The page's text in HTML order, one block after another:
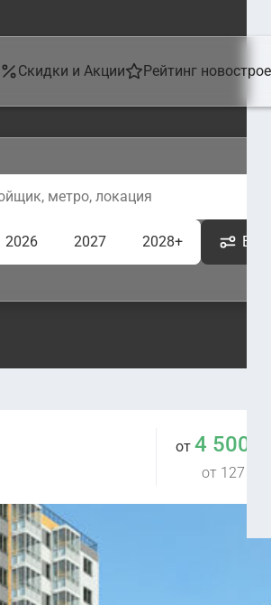
Скидки и Акции Рейтинг
2026 2027 2028+ Ещё
от4 500
от 127